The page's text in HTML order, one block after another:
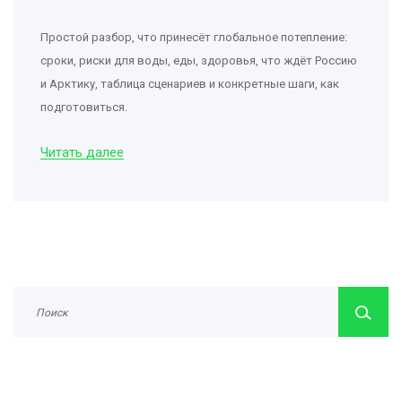
Простой разбор, что принесёт глобальное потепление:
сроки, риски для воды, еды, здоровья, что ждёт Россию
и Арктику, таблица сценариев и конкретные шаги, как
подготовиться.
Читать далее